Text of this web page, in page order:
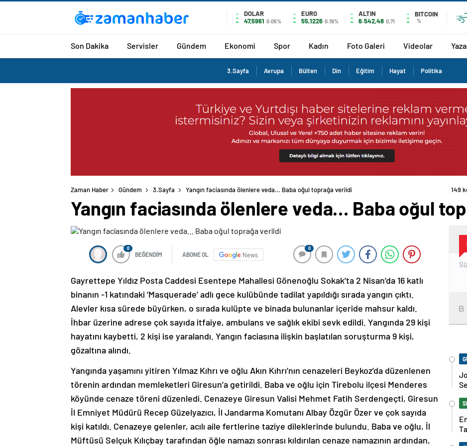
DOLAR
47,5961 0.05%
EURO
55,1226 0.19%
ALTIN
6.542,48 0,71
BITCOIN
%
Son Dakika Servisler Gündem Ekonomi Spor Kadın Foto Galeri Videolar
3.Sayfa Avrupa Bülten Din Eğitim Hayat Politika
Zaman Haber Gündem 3.Sayfa Yangın faciasında ölenlere veda… Baba oğul toprağa verildi 149
Yangın faciasında ölenlere veda… Baba oğul
0
BEĞENDİM ABONE OL News
0
Gayrettepe Yıldız Posta Caddesi Esentepe Mahallesi Gönenoğlu Sokak’ta 2 Nisan’da 16 katlı
binanın -1 katındaki ‘Masquerade’ adlı gece kulübünde tadilat yapıldığı sırada yangın çıktı.
Alevler kısa sürede büyürken, o sırada kulüpte ve binada bulunanlar içeride mahsur kaldı.
İhbar üzerine adrese çok sayıda itfaiye, ambulans ve sağlık ekibi sevk edildi. Yangında 29 kişi
hayatını kaybetti, 2 kişi ise yaralandı. Yangın faciasına ilişkin başlatılan soruşturma 9 kişi,
gözaltına alındı.
Yangında yaşamını yitiren Yılmaz Kıhrı ve oğlu Akın Kıhrı’nın cenazeleri Beykoz’da düzenlenen
törenin ardından memleketleri Giresun’a getirildi. Baba ve oğlu için Tirebolu ilçesi Menderes
köyünde cenaze töreni düzenledi. Cenazeye Giresun Valisi Mehmet Fatih Serdengeçti, Giresun
İl Emniyet Müdürü Recep Güzelyazıcı, İl Jandarma Komutanı Albay Özgür Özer ve çok sayıda
kişi katıldı. Cenazeye gelenler, acılı aile fertlerine taziye dileklerinde bulundu. Baba ve oğlu, İl
Müftüsü Selçuk Kılıçbay tarafından öğle namazı sonrası kıldırılan cenaze namazının ardından,